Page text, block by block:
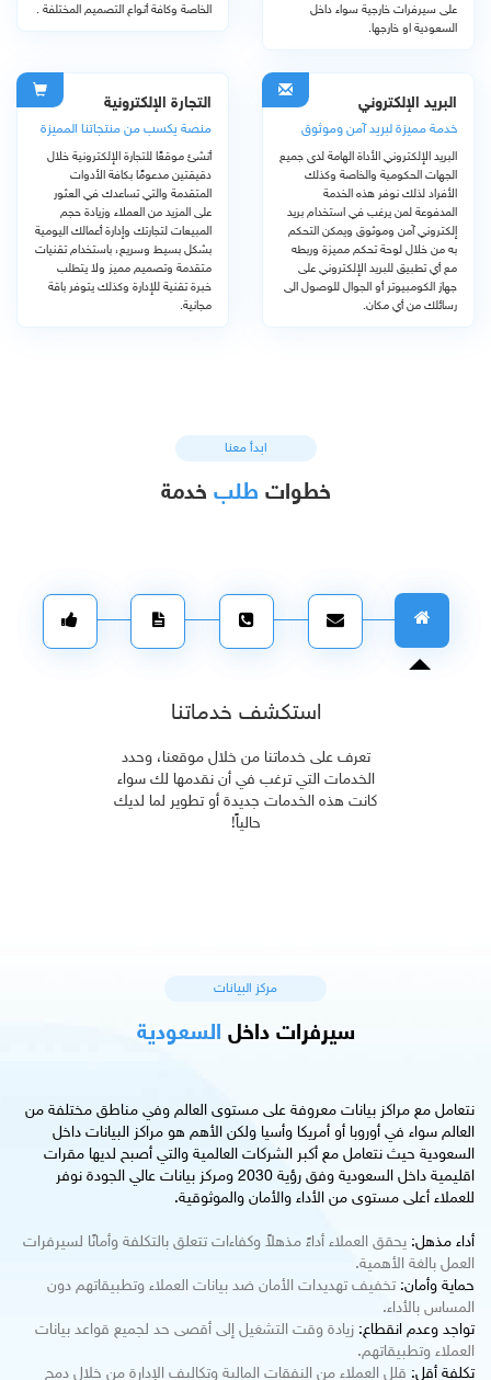
الخاصة وكافة أنواع التصميم المختلفة .
على سيرفرات خارجية سواء داخل
السعودية او خارجها.
التجارة الإلكترونية
منصة يكسب من منتجاتنا المميزة
أنشئ موقعًا للتجارة الإلكترونية خلال
دقيقتين مدعومًا بكافة الأدوات
المتقدمة والتي تساعدك في العثور
على المزيد من العملاء وزيادة حجم
المبيعات لتجارتك وإدارة أعمالك اليومية
بشكل بسيط وسريع، باستخدام تقنيات
متقدمة وتصميم مميز ولا يتطلب
خبرة تقنية للإدارة وكذلك يتوفر باقة
مجانية.
البريد الإلكتروني
خدمة مميزة لبريد آمن وموثوق
البريد الإلكتروني الأداة الهامة لدى جميع
الجهات الحكومية والخاصة وكذلك
الأفراد لذلك نوفر هذه الخدمة
المدفوعة لمن يرغب في استخدام بريد
إلكتروني آمن وموثوق ويمكن التحكم
به من خلال لوحة تحكم مميزة وربطه
مع أي تطبيق للبريد الإلكتروني على
جهاز الكومبيوتر أو الجوال للوصول الى
رسائلك من أي مكان.
ابدأ معنا
خطوات طلب خدمة
استكشف خدماتنا
تعرف على خدماتنا من خلال موقعنا، وحدد
الخدمات التي ترغب في أن نقدمها لك سواء
كانت هذه الخدمات جديدة أو تطوير لما لديك
حالياً!
مركز البيانات
سيرفرات داخل السعودية
نتعامل مع مراكز بيانات معروفة على مستوى العالم وفي مناطق مختلفة من
العالم سواء في أوروبا أو أمريكا وأسيا ولكن الأهم هو مراكز البيانات داخل
السعودية حيث نتعامل مع أكبر الشركات العالمية والتي أصبح لديها مقرات
اقليمية داخل السعودية وفق رؤية 2030 ومركز بيانات عالي الجودة نوفر
للعملاء أعلى مستوى من الأداء والأمان والموثوقية.
أداء مذهل: يحقق العملاء أداءً مذهلاً وكفاءات تتعلق بالتكلفة وأمانًا لسيرفرات
العمل بالغة الأهمية.
حماية وأمان: تخفيف تهديدات الأمان ضد بيانات العملاء وتطبيقاتهم دون
المساس بالأداء.
تواجد وعدم انقطاع: زيادة وقت التشغيل إلى أقصى حد لجميع قواعد بيانات
العملاء وتطبيقاتهم.
تكلفة أقل: قلل العملاء من النفقات المالية وتكاليف الإدارة من خلال دمج